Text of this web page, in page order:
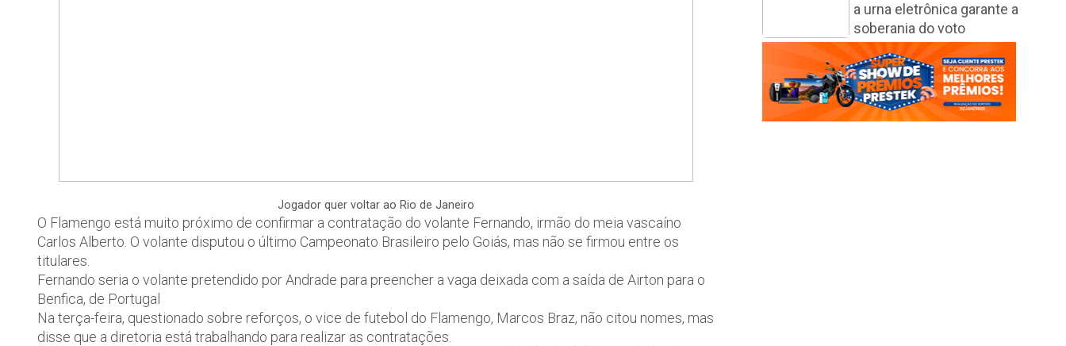
Jogador quer voltar ao Rio de Janeiro
O Flamengo está muito próximo de confirmar a contratação do volante Fernando, irmão do meia vascaíno
Carlos Alberto. O volante disputou o último Campeonato Brasileiro pelo Goiás, mas não se firmou entre os
titulares.
Fernando seria o volante pretendido por Andrade para preencher a vaga deixada com a saída de Airton para o
Benfica, de Portugal
Na terça-feira, questionado sobre reforços, o vice de futebol do Flamengo, Marcos Braz, não citou nomes, mas
disse que a diretoria está trabalhando para realizar as contratações.
a urna eletrônica garante a
soberania do voto